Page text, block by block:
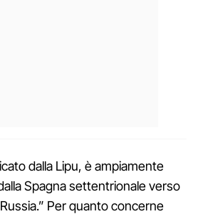
dalla Lipu, è ampiamente
Spagna settentrionale verso
Per quanto concerne